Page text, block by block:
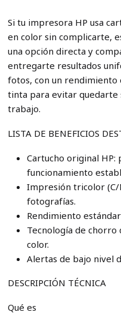
Si tu impresora HP usa
en color sin complicarte,
una opción directa y
entregarte resultados
fotos, con un rendimiento
tinta para evitar quedarte
trabajo.
LISTA DE BENEFICIOS
Cartucho original
funcionamiento
Impresión tricolor (C/
fotografías.
Rendimiento
Tecnología de
color.
Alertas de bajo nivel
DESCRIPCIÓN TÉCNICA
Qué es